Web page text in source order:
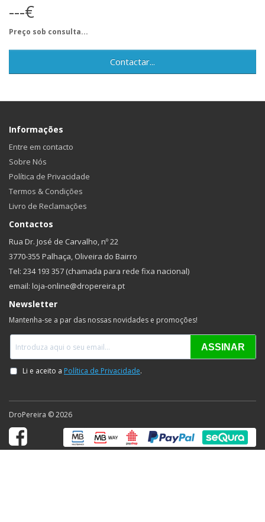
---€
Preço sob consulta...
Contactar...
Informações
Entre em contacto
Sobre Nós
Política de Privacidade
Termos & Condições
Livro de Reclamações
Contactos
Rua Dr. José de Carvalho, nº 22
3770-355 Palhaça, Oliveira do Bairro
Tel: 234 193 357 (chamada para rede fixa nacional)
email: loja-online@dropereira.pt
Newsletter
Mantenha-se a par das nossas novidades e promoções!
DroPereira © 2026